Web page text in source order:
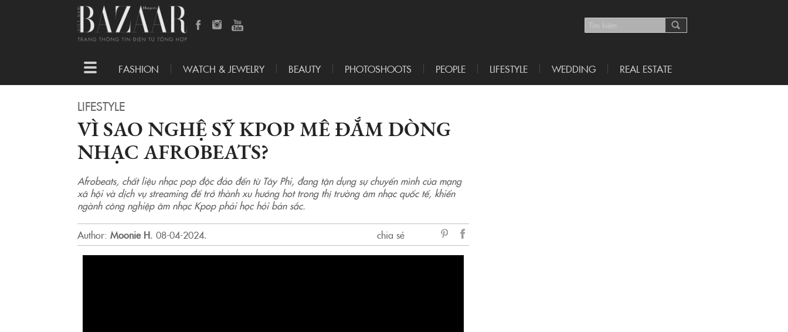
Toggle
navigation
FASHION WATCH & JEWELRY BEAUTY PHOTOSHOOTS PEOPLE LIFESTYLE WEDDING REAL ESTATE
LIFESTYLE
VÌ SAO NGHỆ SỸ KPOP MÊ ĐẮM DÒNG
NHẠC AFROBEATS?
Afrobeats, chất liệu nhạc pop độc đáo đến từ Tây Phi, đang tận dụng sự chuyển mình của mạng
xã hội và dịch vụ streaming để trở thành xu hướng hot trong thị trường âm nhạc quốc tế, khiến
ngành công nghiệp âm nhạc Kpop phải học hỏi bản sắc.
Author: Moonie H. 08-04-2024.
chia sẻ